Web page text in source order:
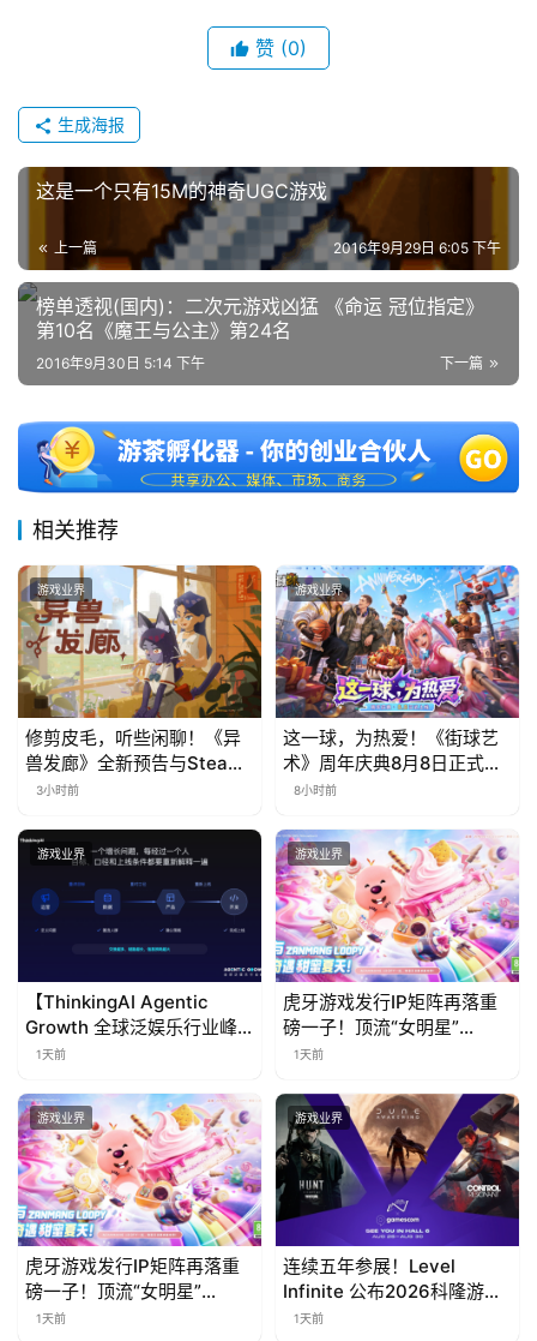
赞 (0)
生成海报
这是一个只有15M的神奇UGC游戏
上一篇 2016年9月29日 6:05 下午
榜单透视(国内)：二次元游戏凶猛 《命运 冠位指定》
第10名《魔王与公主》第24名
下一篇
2016年9月30日 5:14 下午
相关推荐
游戏业界
修剪皮毛，听些闲聊！《异
兽发廊》全新预告与Steam
免费试玩公开
3小时前
游戏业界
这一球，为热爱！《街球艺
术》周年庆典8月8日正式上
线，多重福利与全新内容同
8小时前
游戏业界
【ThinkingAI Agentic
Growth 全球泛娱乐行业峰
会】Agent 时代，人到底负
1天前
游戏业界
虎牙游戏发行IP矩阵再落重
磅一子！顶流“女明星”
ZANMANG LOOPY 正版3D
曝光
1天前
游戏业界
虎牙游戏发行IP矩阵再落重
磅一子！顶流“女明星”
ZANMANG LOOPY 正版3D
1天前
游戏业界
连续五年参展！Level
Infinite 公布2026科隆游戏
展产品阵容
1天前